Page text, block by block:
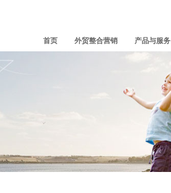
首页 外贸整合营销 产品与服务